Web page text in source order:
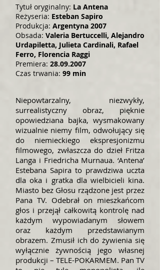
Tytuł oryginalny: La Antena
Reżyseria: Esteban Sapiro
Produkcja: Argentyna 2007
Obsada: Valeria Bertuccelli, Alejandro
Urdapiletta, Julieta Cardinali, Rafael
Ferro, Florencia Raggi
Premiera: 28.09.2007
Czas trwania: 99 min
Niepowtarzalny, niezwykły,
surrealistyczny obraz, pięknie
opowiedziana bajka, wysmakowany
wizualnie niemy film, odwołujący się
do niemieckiego ekspresjonizmu
filmowego, zwłaszcza do dzieł Fritza
Langa i Friedricha Murnaua. ‘Antena’
Estebana Sapira to prawdziwa uczta
dla oka i gratka dla wielbicieli kina.
Miasto bez Głosu rządzone jest przez
Pana TV. Odebrał on mieszkańcom
głos i przejął całkowitą kontrolę nad
każdym wypowiadanym słowem
oraz każdym przedstawianym
obrazem. Zmusił ich do żywienia się
wyłącznie żywnością jego własnej
produkcji – TELE-POKARMEM. Pan TV